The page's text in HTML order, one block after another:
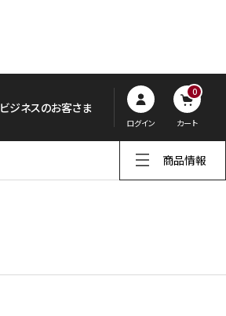
ビジネスのお客さま
ログイン
0
カート
商品情報